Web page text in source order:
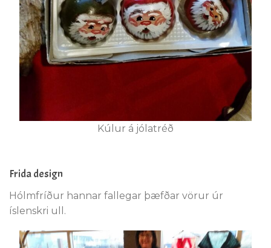
Kúlur á jólatréð
Frida design
Hólmfríður hannar fallegar þæfðar vörur úr
íslenskri ull.